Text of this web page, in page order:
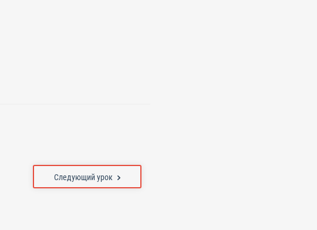
Следующий урок